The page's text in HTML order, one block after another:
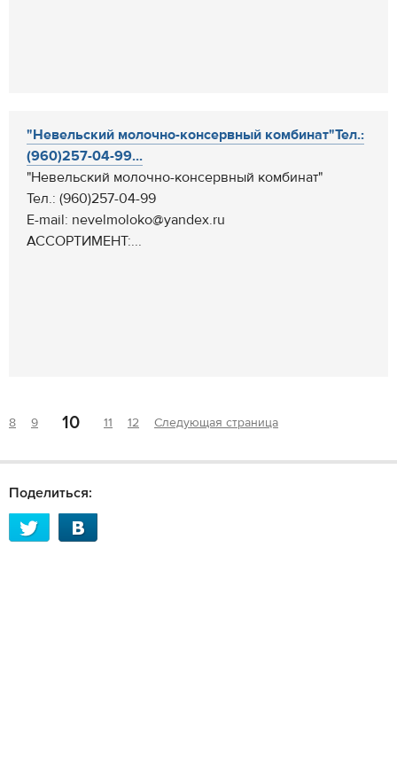
"Невельский молочно-консервный комбинат"Тел.:
(960)257-04-99...
"Невельский молочно-консервный комбинат"
Тел.: (960)257-04-99
E-mail: nevelmoloko@yandex.ru
АССОРТИМЕНТ:...
8 9 10 11 12 Следующая страница
Поделиться: